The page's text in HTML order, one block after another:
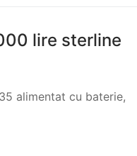
lire sterline
alimentat cu baterie,